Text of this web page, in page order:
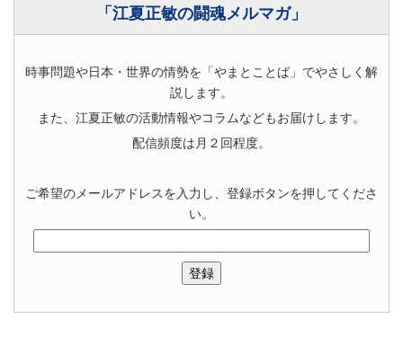
「江夏正敏の闘魂メルマガ」
時事問題や日本・世界の情勢を「やまとことば」でやさしく解
説します。
また、江夏正敏の活動情報やコラムなどもお届けします。
配信頻度は月２回程度。
ご希望のメールアドレスを入力し、登録ボタンを押してくださ
い。